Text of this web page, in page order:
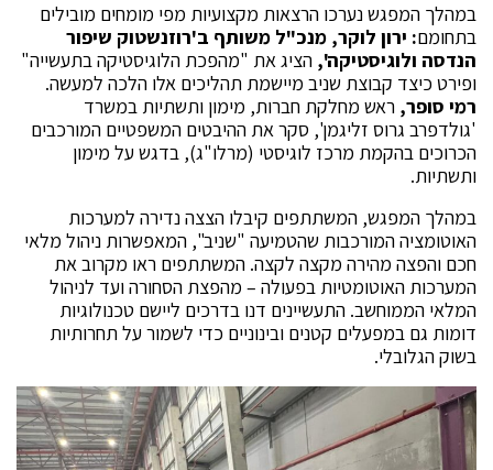
במהלך המפגש נערכו הרצאות מקצועיות מפי מומחים מובילים
בתחומם: ירון לוקר, מנכ"ל משותף ב'רוזנשטוק שיפור
הנדסה ולוגיסטיקה',הציג את "מהפכת הלוגיסטיקה בתעשייה"
ופירט כיצד קבוצת שניב מיישמת תהליכים אלו הלכה למעשה.
רמי סופר,ראש מחלקת חברות, מימון ותשתיות במשרד
'גולדפרב גרוס זליגמן', סקר את ההיבטים המשפטיים המורכבים
הכרוכים בהקמת מרכז לוגיסטי (מרלו"ג), בדגש על מימון
ותשתיות.
במהלך המפגש, המשתתפים קיבלו הצצה נדירה למערכות
האוטומציה המורכבות שהטמיעה "שניב", המאפשרות ניהול מלאי
חכם והפצה מהירה מקצה לקצה. המשתתפים ראו מקרוב את
המערכות האוטומטיות בפעולה – מהפצת הסחורה ועד לניהול
המלאי הממוחשב. התעשיינים דנו בדרכים ליישם טכנולוגיות
דומות גם במפעלים קטנים ובינוניים כדי לשמור על תחרותיות
בשוק הגלובלי.